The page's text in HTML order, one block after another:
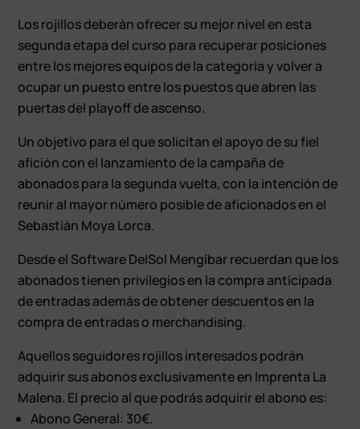
Los rojillos deberán ofrecer su mejor nivel en esta
segunda etapa del curso para recuperar posiciones
entre los mejores equipos de la categoría y volver a
ocupar un puesto entre los puestos que abren las
puertas del playoff de ascenso.
Un objetivo para el que solicitan el apoyo de su fiel
afición con el lanzamiento de la campaña de
abonados para la segunda vuelta, con la intención de
reunir al mayor número posible de aficionados en el
Sebastián Moya Lorca.
Desde el Software DelSol Mengíbar recuerdan que los
abonados tienen privilegios en la compra anticipada
de entradas además de obtener descuentos en la
compra de entradas o merchandising.
Aquellos seguidores rojillos interesados podrán
adquirir sus abonos exclusivamente en Imprenta La
Malena. El precio al que podrás adquirir el abono es:
Abono General: 30€.